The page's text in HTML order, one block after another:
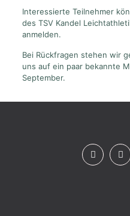
Interessierte Teilnehmer
des TSV Kandel
anmelden.
Bei Rückfragen stehen wir
uns auf ein paar bekannte
September.